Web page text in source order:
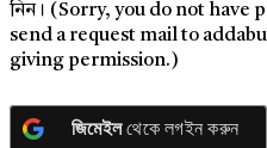
নিন। (Sorry, you do not have
send a request mail to
giving permission.)
জিমেইলথেকে লগইন করুন